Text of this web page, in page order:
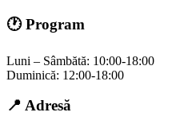
🕐 Program
Luni – Sâmbătă: 10:00-18:00
Duminică: 12:00-18:00
📍 Adresă